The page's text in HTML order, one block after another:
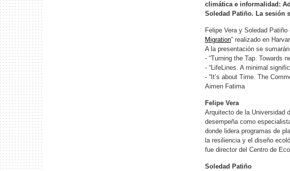
climática e informalidad:
Soledad Patiño. La sesión
Felipe Vera y Soledad
Migration” realizado en
A la presentación se
- “Turning the Tap. Towards
- “LifeLines. A minimal
- “It’s about Time. The
Aimen Fatima
Felipe Vera
Arquitecto de la Universidad
desempeña como
donde lidera programas de
la resiliencia y el diseño
fue director del Centro de
Soledad Patiño